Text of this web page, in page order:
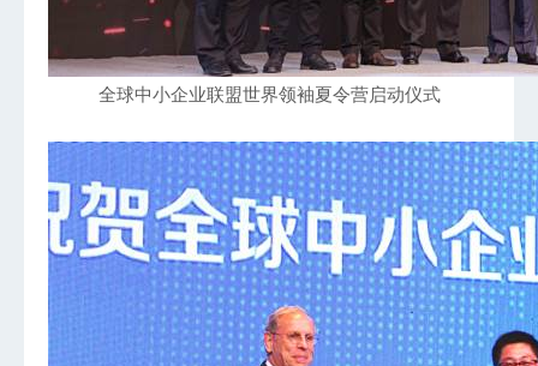
全球中小企业联盟世界领袖夏令营启动仪式